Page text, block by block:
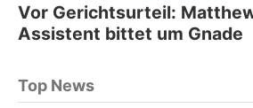
Vor Gerichtsurteil:
Assistent bittet um Gnade
Top News